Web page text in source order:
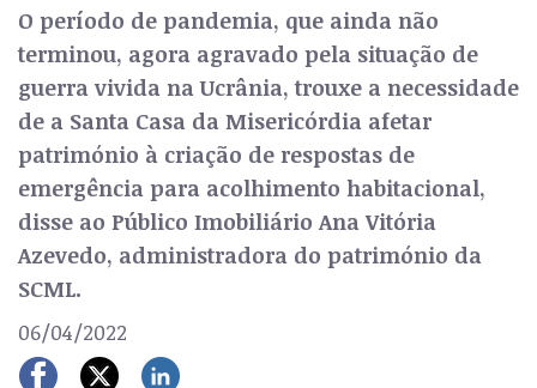
O período de pandemia, que ainda não
terminou, agora agravado pela situação de
guerra vivida na Ucrânia, trouxe a necessidade
de a Santa Casa da Misericórdia afetar
património à criação de respostas de
emergência para acolhimento habitacional,
disse ao Público Imobiliário Ana Vitória
Azevedo, administradora do património da
SCML.
06/04/2022